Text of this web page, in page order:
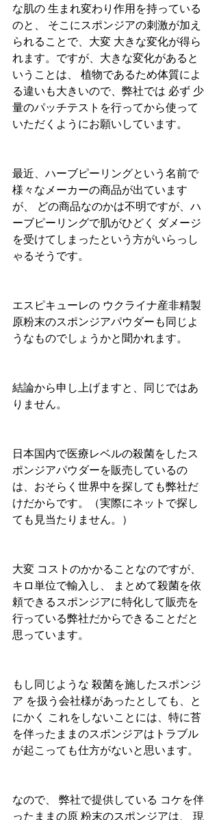
な肌の 生まれ変わり作用を持っている
のと、 そこにスポンジアの刺激が加え
られることで、大変 大きな変化が得ら
れます。ですが、大きな変化があると
いうことは、 植物であるため体質によ
る違いも大きいので、弊社では 必ず 少
量のパッチテストを行ってから使って
いただくようにお願いしています。
最近、ハーブピーリングという名前で
様々なメーカーの商品が出ています
が、 どの商品なのかは不明ですが、ハ
ーブピーリングで肌がひどく ダメージ
を受けてしまったという方がいらっし
ゃるそうです。
エスピキューレの ウクライナ産非精製
原粉末のスポンジアパウダーも同じよ
うなものでしょうかと聞かれます。
結論から申し上げますと、同じではあ
りません。
日本国内で医療レベルの殺菌をしたス
ポンジアパウダーを販売しているの
は、おそらく世界中を探しても弊社だ
けだからです。（実際にネットで探し
ても見当たりません。）
大変 コストのかかることなのですが、
キロ単位で輸入し、 まとめて殺菌を依
頼できるスポンジアに特化して販売を
行っている弊社だからできることだと
思っています。
もし同じような 殺菌を施したスポンジ
ア を扱う会社様があったとしても、と
にかく これをしないことには、特に苔
を伴ったままのスポンジアはトラブル
が起こっても仕方がないと思います。
なので、 弊社で提供している コケを伴
ったままの原 粉末のスポンジアは、 現